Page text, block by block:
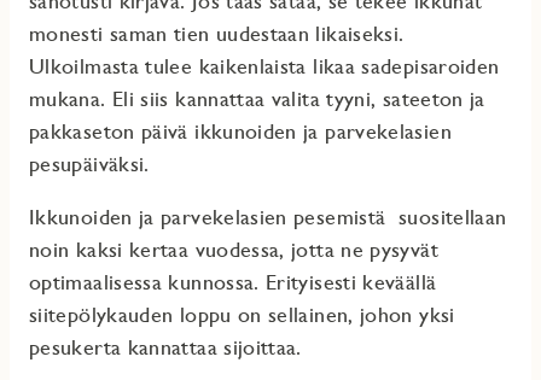
monesti saman tien uudestaan likaiseksi.
Ulkoilmasta tulee kaikenlaista likaa sadepisaroiden
mukana. Eli siis kannattaa valita tyyni, sateeton ja
pakkaseton päivä ikkunoiden ja parvekelasien
pesupäiväksi.
Ikkunoiden ja parvekelasien pesemistä suositellaan
noin kaksi kertaa vuodessa, jotta ne pysyvät
optimaalisessa kunnossa. Erityisesti keväällä
siitepölykauden loppu on sellainen, johon yksi
pesukerta kannattaa sijoittaa.